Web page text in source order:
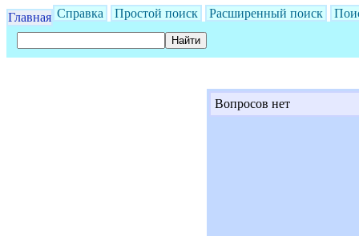
Главная Справка Простой поиск Расширенный поиск
Вопросов нет